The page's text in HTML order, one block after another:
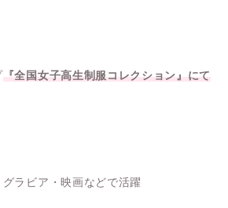
『全国女子高生制服コレクション』にて
ラビア・映画などで活躍